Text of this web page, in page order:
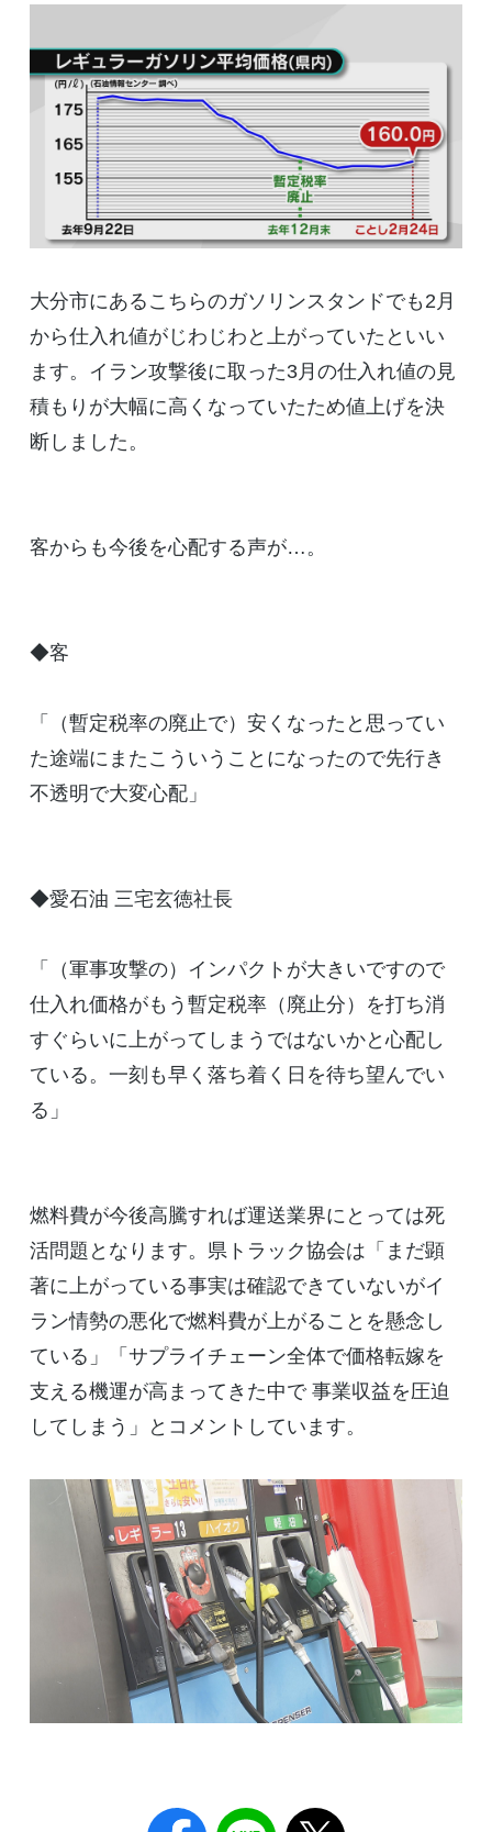
大分市にあるこちらのガソリンスタンドでも2月
から仕入れ値がじわじわと上がっていたといい
ます。イラン攻撃後に取った3月の仕入れ値の見
積もりが大幅に高くなっていたため値上げを決
断しました。
客からも今後を心配する声が…。
◆客
「（暫定税率の廃止で）安くなったと思ってい
た途端にまたこういうことになったので先行き
不透明で大変心配」
◆愛石油 三宅玄徳社長
「（軍事攻撃の）インパクトが大きいですので
仕入れ価格がもう暫定税率（廃止分）を打ち消
すぐらいに上がってしまうではないかと心配し
ている。一刻も早く落ち着く日を待ち望んでい
る」
燃料費が今後高騰すれば運送業界にとっては死
活問題となります。県トラック協会は「まだ顕
著に上がっている事実は確認できていないがイ
ラン情勢の悪化で燃料費が上がることを懸念し
ている」「サプライチェーン全体で価格転嫁を
支える機運が高まってきた中で 事業収益を圧迫
してしまう」とコメントしています。